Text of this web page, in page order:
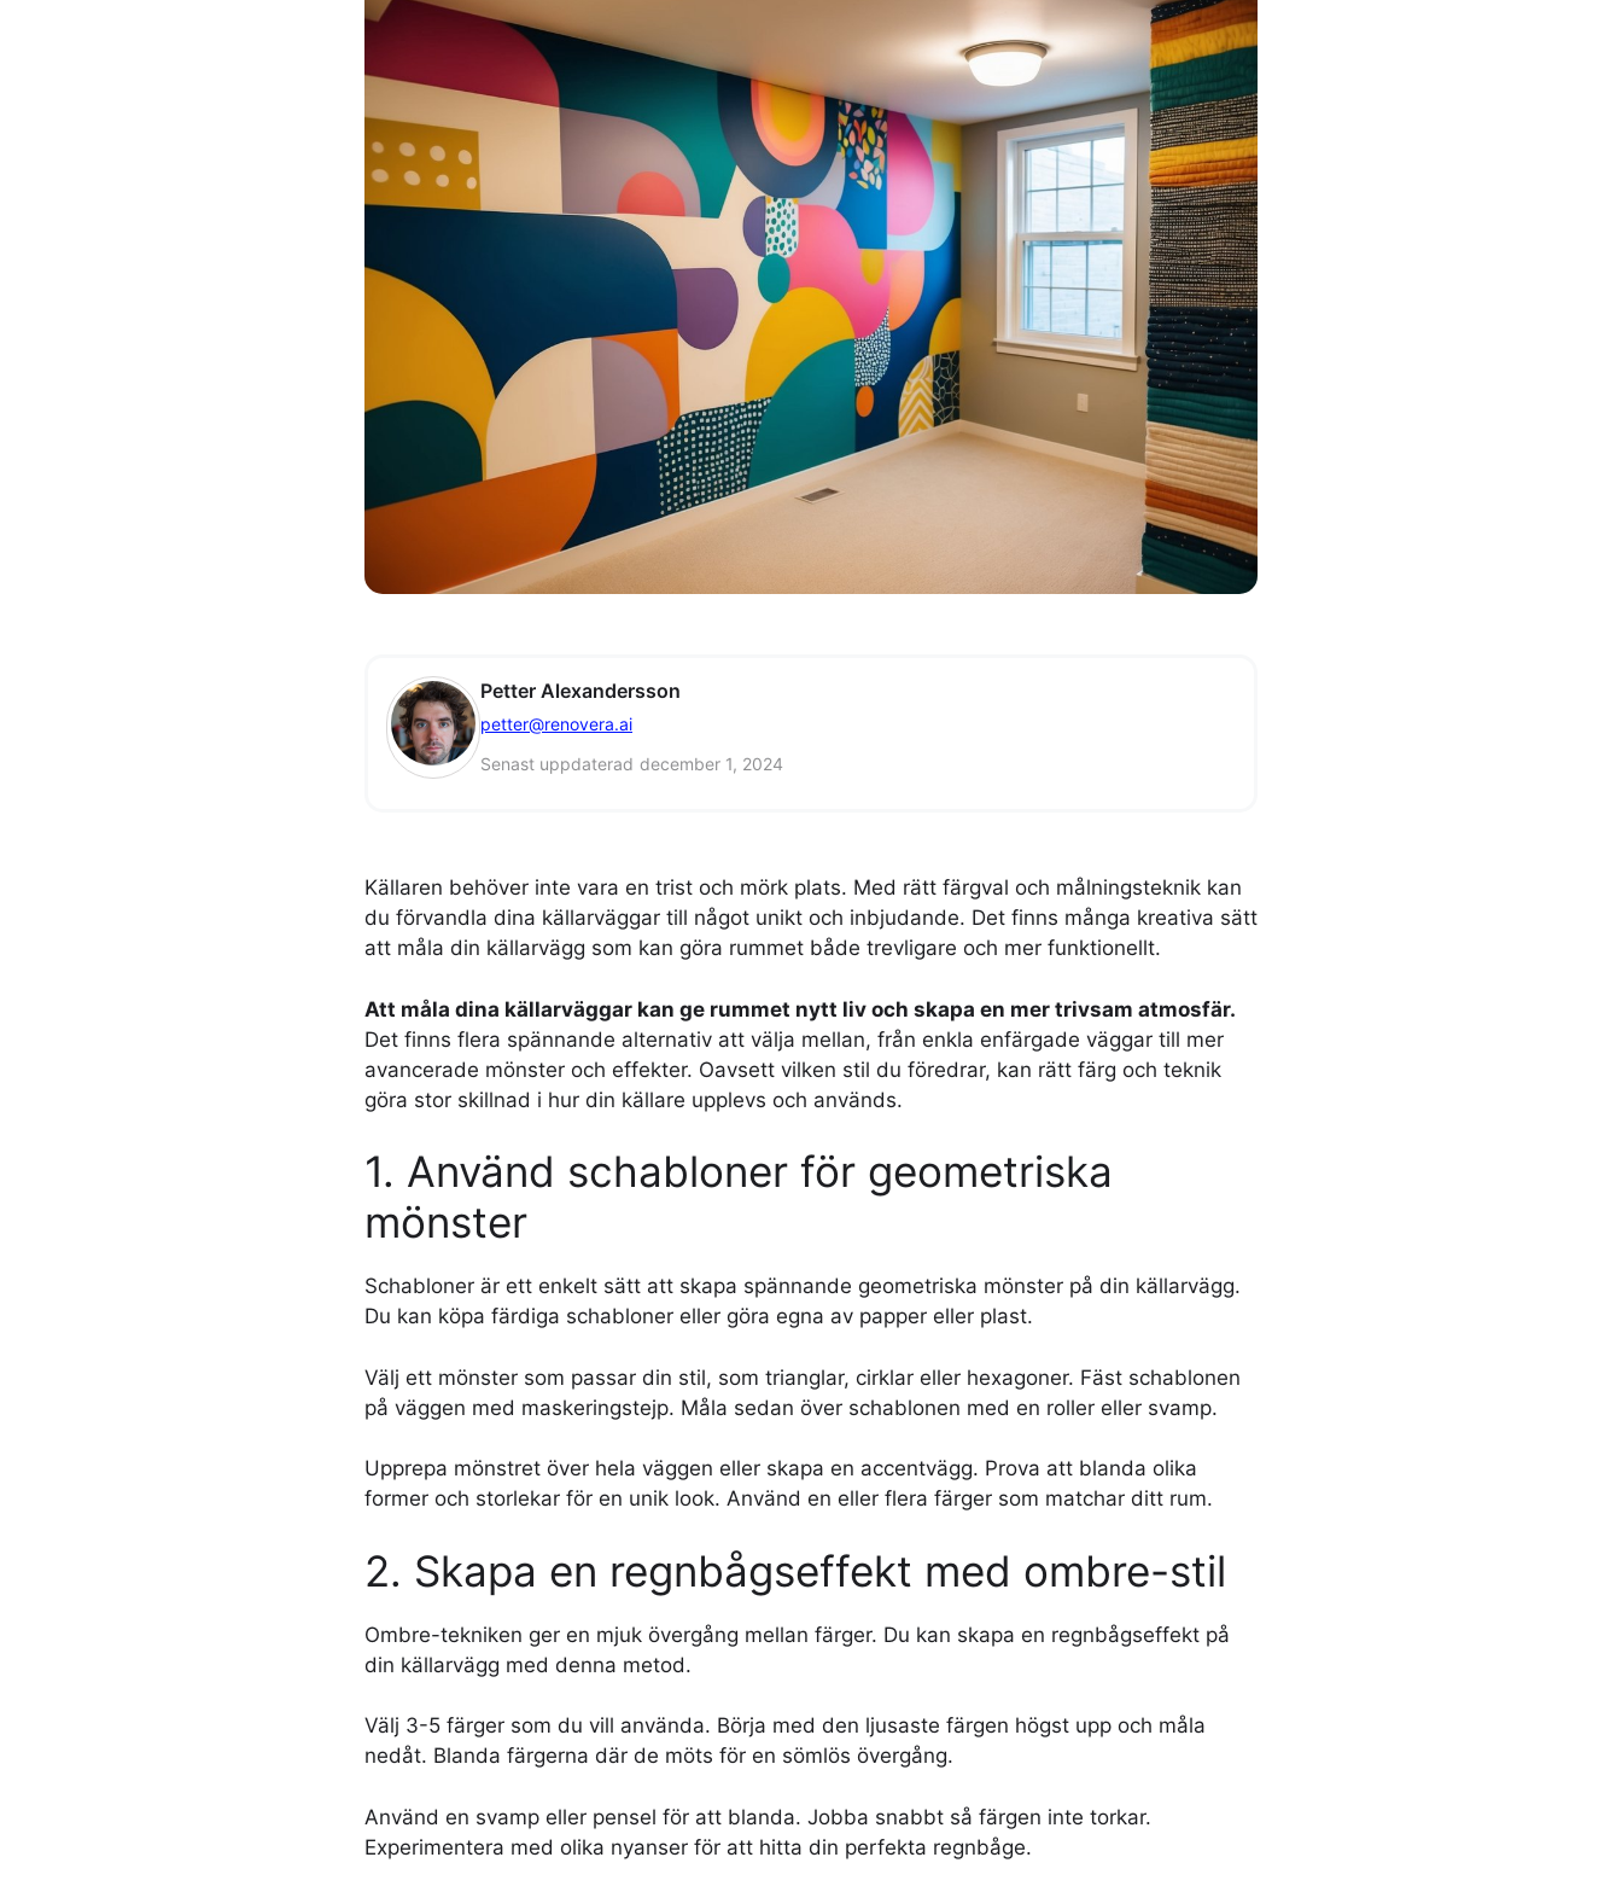
Petter Alexandersson
petter@renovera.ai
Senast uppdaterad december 1, 2024
Källaren behöver inte vara en trist och mörk plats. Med rätt färgval och målningsteknik kan
du förvandla dina källarväggar till något unikt och inbjudande. Det finns många kreativa sätt
att måla din källarvägg som kan göra rummet både trevligare och mer funktionellt.
Att måla dina källarväggar kan ge rummet nytt liv och skapa en mer trivsam atmosfär.
Det finns flera spännande alternativ att välja mellan, från enkla enfärgade väggar till mer
avancerade mönster och effekter. Oavsett vilken stil du föredrar, kan rätt färg och teknik
göra stor skillnad i hur din källare upplevs och används.
1. Använd schabloner för geometriska
mönster
Schabloner är ett enkelt sätt att skapa spännande geometriska mönster på din källarvägg.
Du kan köpa färdiga schabloner eller göra egna av papper eller plast.
Välj ett mönster som passar din stil, som trianglar, cirklar eller hexagoner. Fäst schablonen
på väggen med maskeringstejp. Måla sedan över schablonen med en roller eller svamp.
Upprepa mönstret över hela väggen eller skapa en accentvägg. Prova att blanda olika
former och storlekar för en unik look. Använd en eller flera färger som matchar ditt rum.
2. Skapa en regnbågseffekt med ombre-stil
Ombre-tekniken ger en mjuk övergång mellan färger. Du kan skapa en regnbågseffekt på
din källarvägg med denna metod.
Välj 3-5 färger som du vill använda. Börja med den ljusaste färgen högst upp och måla
nedåt. Blanda färgerna där de möts för en sömlös övergång.
Använd en svamp eller pensel för att blanda. Jobba snabbt så färgen inte torkar.
Experimentera med olika nyanser för att hitta din perfekta regnbåge.